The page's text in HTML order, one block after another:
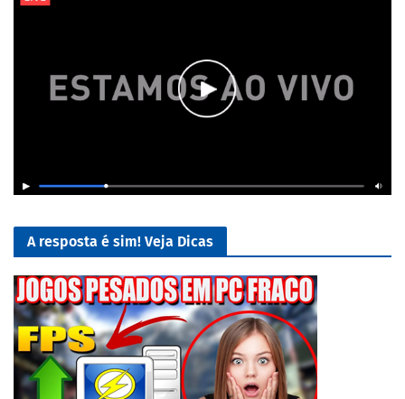
A resposta é sim! Veja Dicas